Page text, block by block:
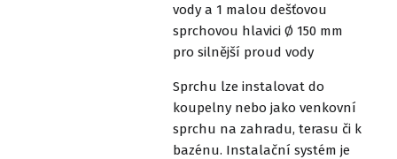
vody a 1 malou dešťovou
sprchovou hlavici Ø 150 mm
pro silnější proud vody
Sprchu lze instalovat do
koupelny nebo jako venkovní
sprchu na zahradu, terasu či k
bazénu. Instalační systém je